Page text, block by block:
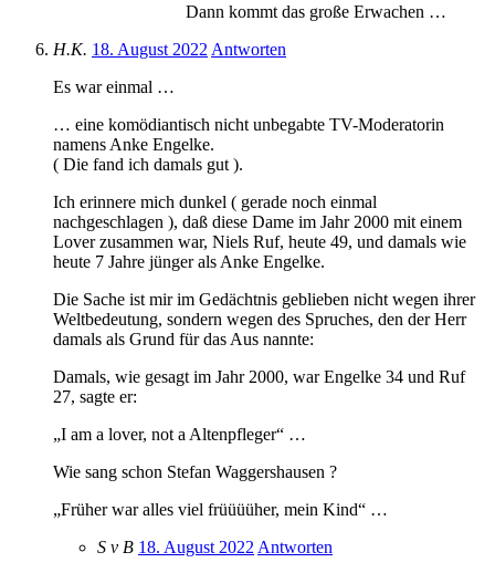
Dann kommt das große Erwachen …
H.K. 18. August 2022 Antworten
Es war einmal …
… eine komödiantisch nicht unbegabte TV-Moderatorin
namens Anke Engelke.
( Die fand ich damals gut ).
Ich erinnere mich dunkel ( gerade noch einmal
nachgeschlagen ), daß diese Dame im Jahr 2000 mit einem
Lover zusammen war, Niels Ruf, heute 49, und damals wie
heute 7 Jahre jünger als Anke Engelke.
Die Sache ist mir im Gedächtnis geblieben nicht wegen ihrer
Weltbedeutung, sondern wegen des Spruches, den der Herr
damals als Grund für das Aus nannte:
Damals, wie gesagt im Jahr 2000, war Engelke 34 und Ruf
27, sagte er:
„I am a lover, not a Altenpfleger“ …
Wie sang schon Stefan Waggershausen ?
„Früher war alles viel früüüüher, mein Kind“ …
S v B 18. August 2022 Antworten